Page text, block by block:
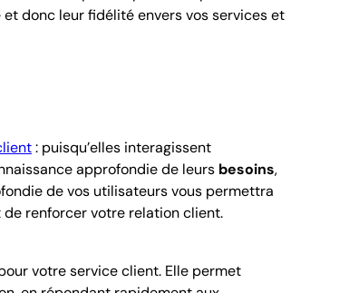
donc leur fidélité envers vos services et
: puisqu’elles interagissent
approfondie de leurs besoins,
de vos utilisateurs vous permettra
de renforcer votre relation client.
votre service client. Elle permet